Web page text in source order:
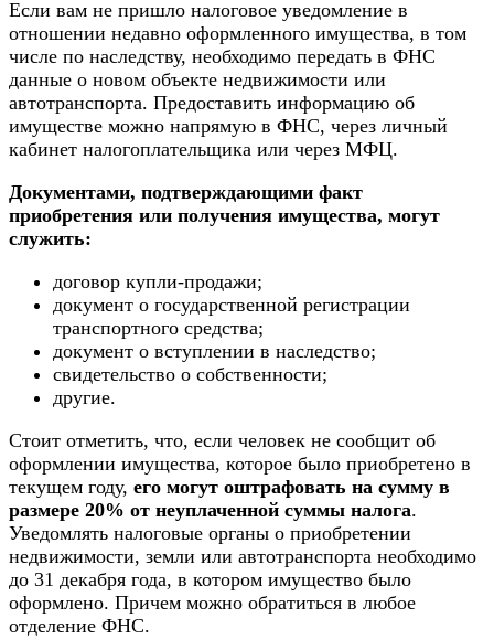
Если вам не пришло налоговое уведомление в
отношении недавно оформленного имущества, в том
числе по наследству, необходимо передать в ФНС
данные о новом объекте недвижимости или
автотранспорта. Предоставить информацию об
имуществе можно напрямую в ФНС, через личный
кабинет налогоплательщика или через МФЦ.
Документами, подтверждающими факт
приобретения или получения имущества, могут
служить:
договор купли-продажи;
документ о государственной регистрации
транспортного средства;
документ о вступлении в наследство;
свидетельство о собственности;
другие.
Стоит отметить, что, если человек не сообщит об
оформлении имущества, которое было приобретено в
текущем году, его могут оштрафовать на сумму в
размере 20% от неуплаченной суммы налога.
Уведомлять налоговые органы о приобретении
недвижимости, земли или автотранспорта необходимо
до 31 декабря года, в котором имущество было
оформлено. Причем можно обратиться в любое
отделение ФНС.